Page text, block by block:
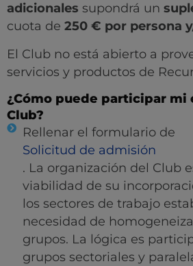
adicionales supondrá un
cuota de 250 € por persona
El Club no está abierto a
servicios y productos de
¿Cómo puede participar mi
Club?
Rellenar el formulario de
Solicitud de admisión
. La organización del Club
viabilidad de su
los sectores de trabajo
necesidad de
grupos. La lógica es
grupos sectoriales y